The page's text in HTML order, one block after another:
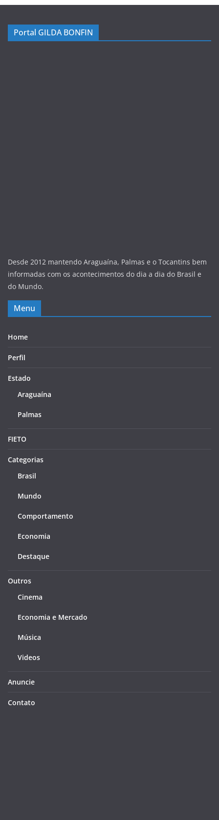
Portal GILDA BONFIN
Desde 2012 mantendo Araguaína, Palmas e o Tocantins bem
informadas com os acontecimentos do dia a dia do Brasil e
do Mundo.
Menu
Home
Perfil
Estado
Araguaína
Palmas
FIETO
Categorias
Brasil
Mundo
Comportamento
Economia
Destaque
Outros
Cinema
Economia e Mercado
Música
Videos
Anuncie
Contato